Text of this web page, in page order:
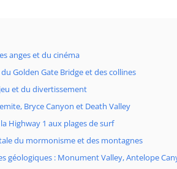
anges et du cinéma
Golden Gate Bridge et des collines
et du divertissement
Bryce Canyon et Death Valley
Highway 1 aux plages de surf
du mormonisme et des montagnes
géologiques : Monument Valley, Antelope